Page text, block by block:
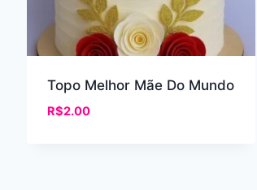
Topo Melhor Mãe Do Mundo
R$2.00